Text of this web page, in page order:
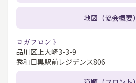
地図（協会概要）
ヨガフロント
品川区上大崎3-3-9
秀和目黒駅前レジデンス806